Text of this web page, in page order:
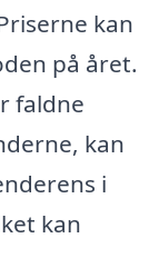
kan
på året.
faldne
kan
i
kan